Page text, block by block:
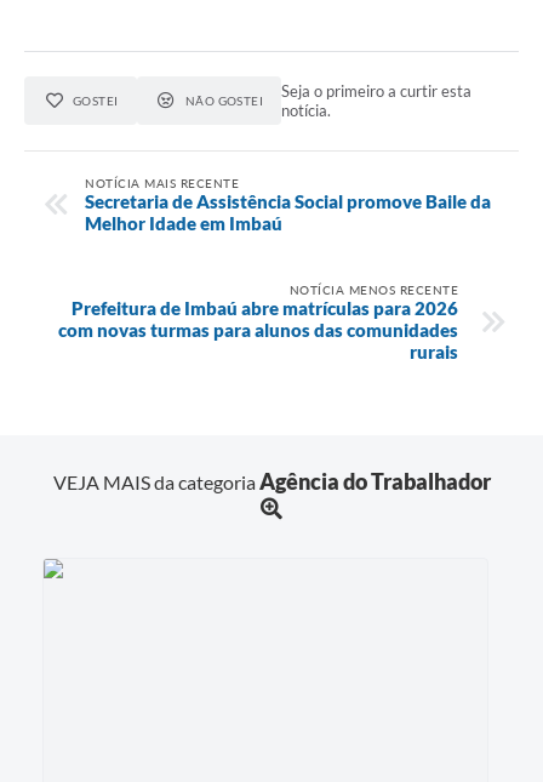
GOSTEI NÃO GOSTEI
Seja o primeiro a curtir esta
notícia.
NOTÍCIA MAIS RECENTE
Secretaria de Assistência Social promove Baile da
Melhor Idade em Imbaú
NOTÍCIA MENOS RECENTE
Prefeitura de Imbaú abre matrículas para 2026
com novas turmas para alunos das comunidades
rurais
VEJA MAIS da categoriaAgência do Trabalhador